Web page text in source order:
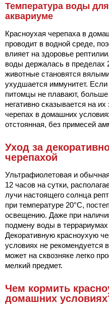
Температура воды
аквариуме
Красноухая черепаха в
проводит в водной среде,
влияет на здоровье
воды держалась в пределах
животные становятся
ухудшается иммунитет.
питомцы не плавают, больше
негативно сказывается на
черепах в домашних
отстоянная, без примесей
Уход за
черепахой
Ультрафиолетовая и
12 часов на сутки,
лучи настоящего солнца
при температуре 20°C,
освещению. Даже при
подмену воды в
Декоративную красноухую
условиях не рекомендуется
может на сквозняке легко
мелкий предмет.
Чем кормить
домашних